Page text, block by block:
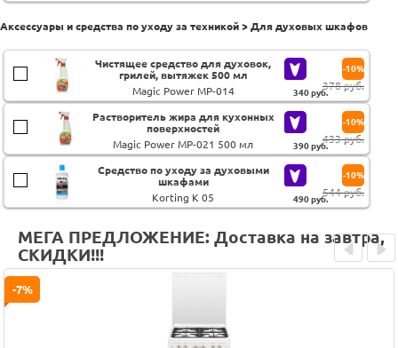
Аксессуары и средства по уходу за техникой > Для духовых шкафов
Чистящее средство для духовок,
грилей, вытяжек 500 мл
Magic Power MP-014
340руб.
378 руб.
-10%
Растворитель жира для кухонных
поверхностей
Magic Power MP-021 500 мл
390руб.
433 руб.
-10%
Средство по уходу за духовыми
шкафами
Korting K 05
490руб.
544 руб.
-10%
МЕГА ПРЕДЛОЖЕНИЕ: Доставка на завтра,
СКИДКИ!!!
-7%
Prev Next